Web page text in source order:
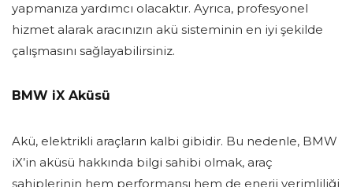
yapmanıza yardımcı olacaktır. Ayrıca, profesyonel
hizmet alarak aracınızın akü sisteminin en iyi şekilde
çalışmasını sağlayabilirsiniz.
BMW iX Aküsü
Akü, elektrikli araçların kalbi gibidir. Bu nedenle, BMW
iX’in aküsü hakkında bilgi sahibi olmak, araç
sahiplerinin hem performansı hem de enerji verimliliği